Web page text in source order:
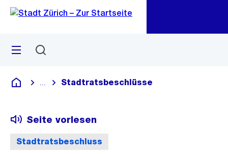
Navigation
Sprunglink
Menü
Deutsch
Blende alle Breadcrumbs ein
Stadtratsbeschlüsse
Stadtratsbeschluss
Seite vorlesen